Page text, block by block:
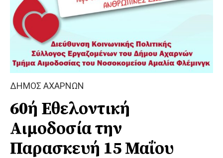
ΔΗΜΟΣ ΑΧΑΡΝΩΝ
60ή Εθελοντική
Αιμοδοσία την
Παρασκευή 15 Μαΐου